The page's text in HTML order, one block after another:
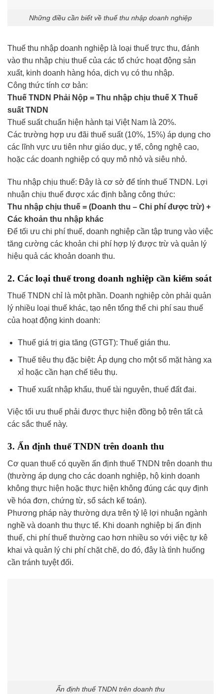
Những điều cần biết về thuế thu nhập doanh nghiệp
Thuế thu nhập doanh nghiệp là loại thuế trực thu, đánh
vào thu nhập chịu thuế của các tổ chức hoạt động sản
xuất, kinh doanh hàng hóa, dịch vụ có thu nhập.
Công thức tính cơ bản:
Thuế TNDN Phải Nộp = Thu nhập chịu thuế X Thuế
suất TNDN
Thuế suất chuẩn hiện hành tại Việt Nam là 20%.
Các trường hợp ưu đãi thuế suất (10%, 15%) áp dụng cho
các lĩnh vực ưu tiên như giáo dục, y tế, công nghệ cao,
hoặc các doanh nghiệp có quy mô nhỏ và siêu nhỏ.
Thu nhập chịu thuế: Đây là cơ sở để tính thuế TNDN. Lợi
nhuận chịu thuế được xác định bằng công thức:
Thu nhập chịu thuế = (Doanh thu – Chi phí được trừ) +
Các khoản thu nhập khác
Để tối ưu chi phí thuế, doanh nghiệp cần tập trung vào việc
tăng cường các khoản chi phí hợp lý được trừ và quản lý
hiệu quả các khoản doanh thu.
2. Các loại thuế trong doanh nghiệp cần kiểm soát
Thuế TNDN chỉ là một phần. Doanh nghiệp còn phải quản
lý nhiều loại thuế khác, tạo nên tổng thể chi phí sau thuế
của hoạt động kinh doanh:
Thuế giá trị gia tăng (GTGT): Thuế gián thu.
Thuế tiêu thụ đặc biệt: Áp dụng cho một số mặt hàng xa
xỉ hoặc cần hạn chế tiêu thụ.
Thuế xuất nhập khẩu, thuế tài nguyên, thuế đất đai.
Việc tối ưu thuế phải được thực hiện đồng bộ trên tất cả
các sắc thuế này.
3. Ấn định thuế TNDN trên doanh thu
Cơ quan thuế có quyền ấn định thuế TNDN trên doanh thu
(thường áp dụng cho các doanh nghiệp, hộ kinh doanh
không thực hiện hoặc thực hiện không đúng các quy định
về hóa đơn, chứng từ, sổ sách kế toán).
Phương pháp này thường dựa trên tỷ lệ lợi nhuận ngành
nghề và doanh thu thực tế. Khi doanh nghiệp bị ấn định
thuế, chi phí thuế thường cao hơn nhiều so với việc tự kê
khai và quản lý chi phí chặt chẽ, do đó, đây là tình huống
cần tránh tuyệt đối.
Ấn định thuế TNDN trên doanh thu